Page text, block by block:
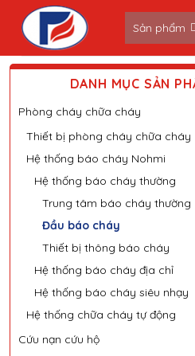
content
Sản phẩm
DANH MỤC SẢN
Phòng cháy chữa cháy
Thiết bị phòng cháy chữa cháy
Hệ thống báo cháy Nohmi
Hệ thống báo cháy thường
Trung tâm báo cháy thường
Đầu báo cháy
Thiết bị thông báo cháy
Hệ thống báo cháy địa chỉ
Hệ thống báo cháy siêu nhạy
Hệ thống chữa cháy tự động
Cứu nạn cứu hộ